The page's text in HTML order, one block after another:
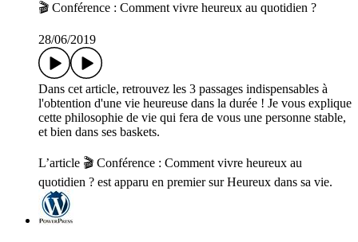
🎬 Conférence : Comment vivre heureux au quotidien ?
28/06/2019
Dans cet article, retrouvez les 3 passages indispensables à
l'obtention d'une vie heureuse dans la durée ! Je vous explique
cette philosophie de vie qui fera de vous une personne stable,
et bien dans ses baskets.
L’article 🎬 Conférence : Comment vivre heureux au
quotidien ? est apparu en premier sur Heureux dans sa vie.